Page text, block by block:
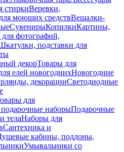
стиркиВеревки,
моющих средствВешалки-
СувенирыКопилкиКартины,
фотографий,
подставки для
декорТовары для
елей новогоднихНовогодние
декорацииСветодиодные
для
наборыПодарочные
телаНаборы для
Сантехника и
кабины, поддоны,
Умывальники со